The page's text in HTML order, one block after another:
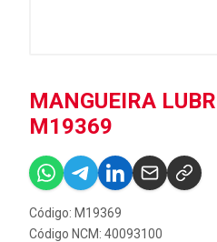
MANGUEIRA
M19369
Código: M19369
Código NCM: 40093100